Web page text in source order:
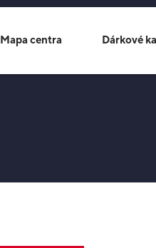
Mapa centra Dárkové